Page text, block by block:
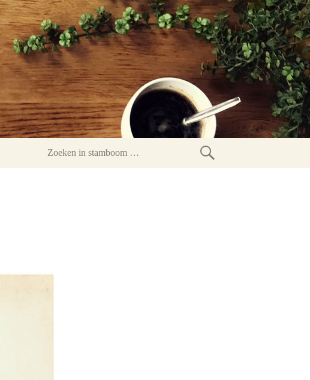
Zoeken